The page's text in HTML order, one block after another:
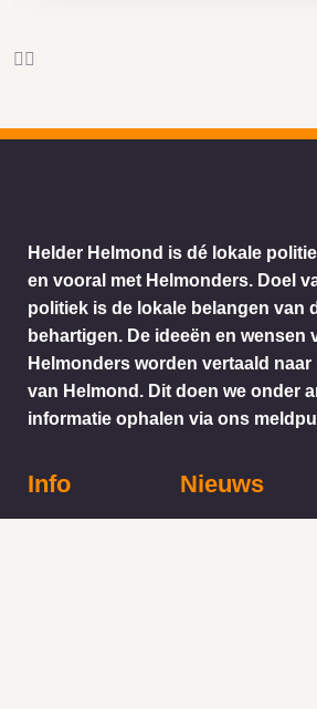
Helder Helmond is dé lokale
en vooral met Helmonders. Doel
politiek is de lokale belangen van
behartigen. De ideeën en wensen
Helmonders worden vertaald
van Helmond. Dit doen we onder
informatie ophalen via ons
Info Nieuws